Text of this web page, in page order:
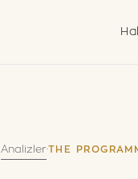
Analizler·THE